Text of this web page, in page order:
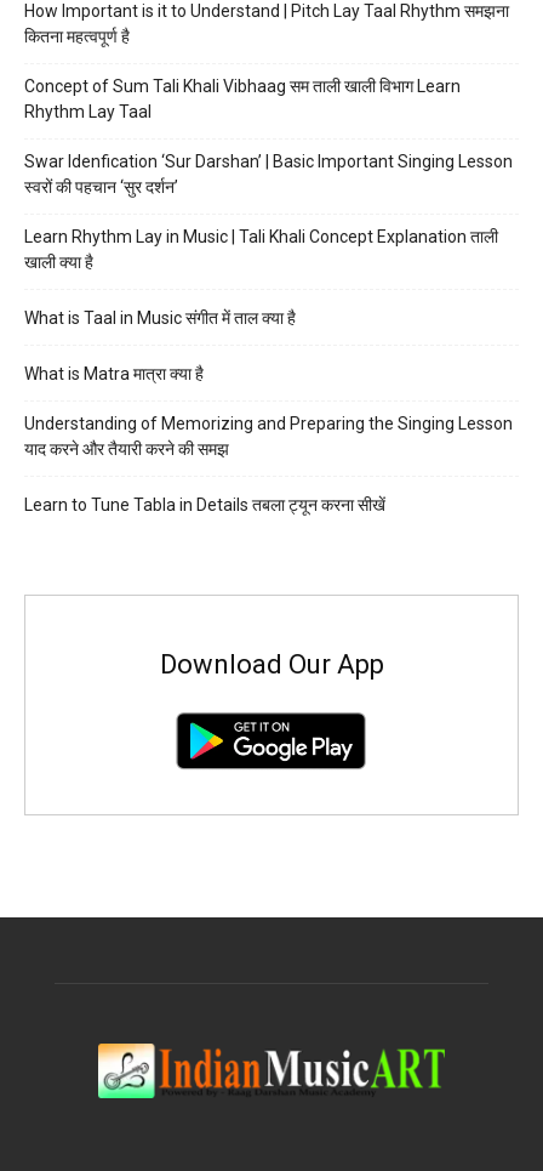
How Important is it to Understand | Pitch Lay Taal Rhythm समझना
कितना महत्वपूर्ण है
Concept of Sum Tali Khali Vibhaag सम ताली खाली विभाग Learn
Rhythm Lay Taal
Swar Idenfication ‘Sur Darshan’ | Basic Important Singing Lesson
स्वरों की पहचान ‘सुर दर्शन’
Learn Rhythm Lay in Music | Tali Khali Concept Explanation ताली
खाली क्या है
What is Taal in Music संगीत में ताल क्या है
What is Matra मात्रा क्या है
Understanding of Memorizing and Preparing the Singing Lesson
याद करने और तैयारी करने की समझ
Learn to Tune Tabla in Details तबला ट्यून करना सीखें
Download Our App